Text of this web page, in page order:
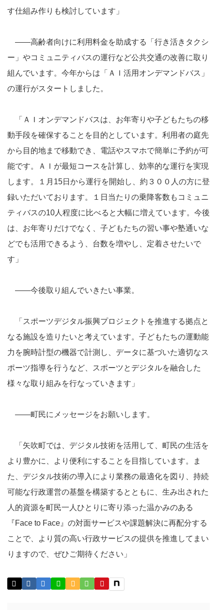
す仕組み作りも検討しています」
――高齢者向けに利用料金を助成する「行き活きタクシ
ー」やコミュニティバスの運行など公共交通の改善に取り
組んでいます。今年からは「ＡＩ活用オンデマンドバス」
の運行がスタートしました。
「ＡＩオンデマンドバスは、お年寄りや子どもたちの移
動手段を確保することを目的としています。利用者の庭先
から目的地まで移動でき、電話やスマホで簡単に予約が可
能です。ＡＩが最短コースを計算し、効率的な運行を実現
します。１月15日から運行を開始し、約３００人の方に登
録いただいております。１日当たりの乗降客数もコミュニ
ティバスの10人程度に比べると大幅に増えています。今後
は、お年寄りだけでなく、子どもたちの習い事や塾通いな
どでも活用できるよう、台数を増やし、定着させたいで
す」
――今後取り組んでいきたい事業。
「スポーツデジタル振興プロジェクトを推進する拠点と
なる施設を造りたいと考えています。子どもたちの運動能
力を腕時計型の機器で計測し、データに基づいた適切なス
ポーツ指導を行うなど、スポーツとデジタルを融合した
様々な取り組みを行なっていきます」
――町民にメッセージをお願いします。
「矢吹町では、デジタル技術を活用して、町民の生活を
より豊かに、より便利にすることを目指しています。ま
た、デジタル技術の導入により業務の最適化を図り、持続
可能な行政運営の基盤を構築するとともに、生み出された
人的資源を町民一人ひとりに寄り添った温かみのある
『Face to Face』の対面サービスや課題解決に再配分する
ことで、より質の高い行政サービスの提供を推進してまい
りますので、ぜひご期待ください」